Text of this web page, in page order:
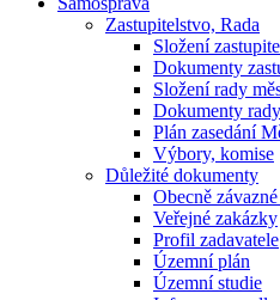
Zastupitelstvo, Rada
Složení
Dokumenty
Složení rady
Dokumenty
Plán zasedání
Výbory, komise
Důležité dokumenty
Obecně
Veřejné zakázky
Profil zadavatele
Územní plán
Územní studie